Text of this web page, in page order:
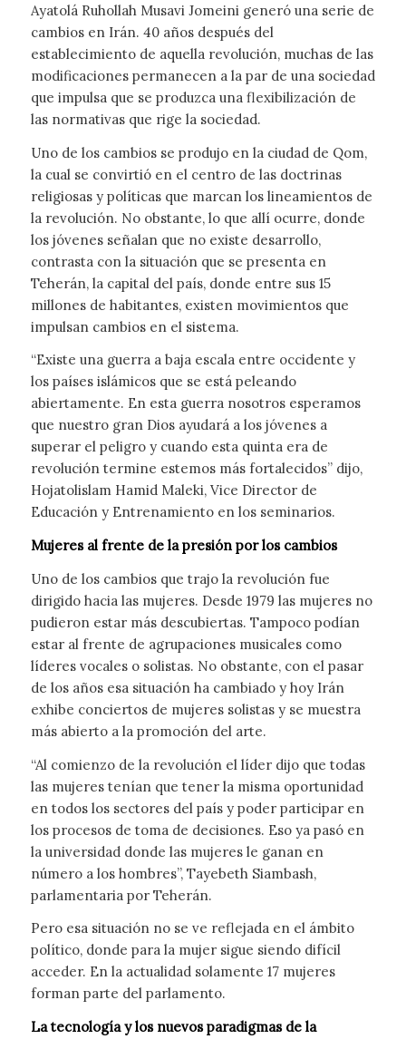
Ayatolá Ruhollah Musavi Jomeini generó una serie de
cambios en Irán. 40 años después del
establecimiento de aquella revolución, muchas de las
modificaciones permanecen a la par de una sociedad
que impulsa que se produzca una flexibilización de
las normativas que rige la sociedad.
Uno de los cambios se produjo en la ciudad de Qom,
la cual se convirtió en el centro de las doctrinas
religiosas y políticas que marcan los lineamientos de
la revolución. No obstante, lo que allí ocurre, donde
los jóvenes señalan que no existe desarrollo,
contrasta con la situación que se presenta en
Teherán, la capital del país, donde entre sus 15
millones de habitantes, existen movimientos que
impulsan cambios en el sistema.
“Existe una guerra a baja escala entre occidente y
los países islámicos que se está peleando
abiertamente. En esta guerra nosotros esperamos
que nuestro gran Dios ayudará a los jóvenes a
superar el peligro y cuando esta quinta era de
revolución termine estemos más fortalecidos” dijo,
Hojatolislam Hamid Maleki, Vice Director de
Educación y Entrenamiento en los seminarios.
Mujeres al frente de la presión por los cambios
Uno de los cambios que trajo la revolución fue
dirigido hacia las mujeres. Desde 1979 las mujeres no
pudieron estar más descubiertas. Tampoco podían
estar al frente de agrupaciones musicales como
líderes vocales o solistas. No obstante, con el pasar
de los años esa situación ha cambiado y hoy Irán
exhibe conciertos de mujeres solistas y se muestra
más abierto a la promoción del arte.
“Al comienzo de la revolución el líder dijo que todas
las mujeres tenían que tener la misma oportunidad
en todos los sectores del país y poder participar en
los procesos de toma de decisiones. Eso ya pasó en
la universidad donde las mujeres le ganan en
número a los hombres”, Tayebeth Siambash,
parlamentaria por Teherán.
Pero esa situación no se ve reflejada en el ámbito
político, donde para la mujer sigue siendo difícil
acceder. En la actualidad solamente 17 mujeres
forman parte del parlamento.
La tecnología y los nuevos paradigmas de la